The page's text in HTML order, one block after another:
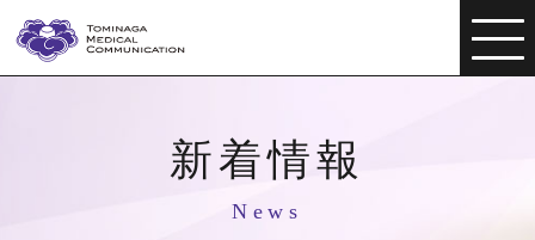
新着情報
News